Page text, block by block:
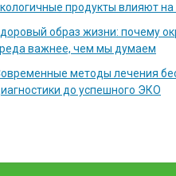
продукты влияют на
образ жизни: почему
важнее, чем мы думаем
методы лечения
до успешного ЭКО